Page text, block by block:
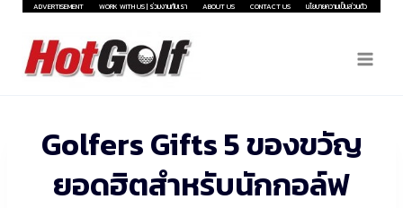
Skip
content
ADVERTISEMENT WORK WITH US | ร่วมงานกับเรา ABOUT US CONTACT US นโยบายความเป็นส่วนตัว
Golfers Gifts 5 ของขวัญ
ยอดฮิตสำหรับนักกอล์ฟ